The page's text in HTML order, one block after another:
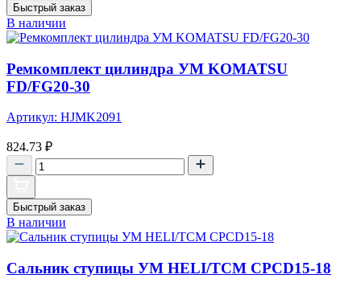
Быстрый заказ
В наличии
Ремкомплект цилиндра УМ KOMATSU
FD/FG20-30
Артикул: HJMK2091
824.73 ₽
Быстрый заказ
В наличии
Сальник ступицы УМ HELI/TCM CPCD15-18